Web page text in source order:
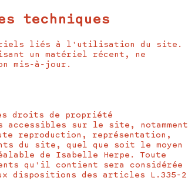
techniques
liés à l'utilisation du site.
un matériel récent, ne
mis-à-jour.
droits de propriété
sur le site, notamment
reproduction, représentation,
du site, quel que soit le moyen
de Isabelle Herpe. Toute
qu'il contient sera considérée
dispositions des articles L.335-2